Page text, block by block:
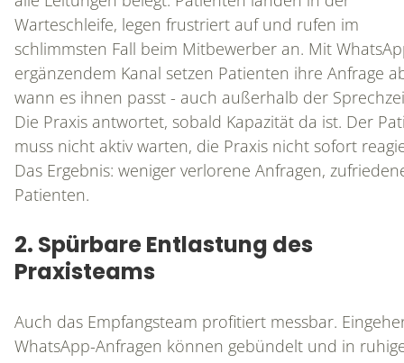
Warteschleife, legen frustriert auf und rufen im
schlimmsten Fall beim Mitbewerber an. Mit
ergänzendem Kanal setzen Patienten ihre Anfrage
wann es ihnen passt - auch außerhalb der
Die Praxis antwortet, sobald Kapazität da ist. Der
muss nicht aktiv warten, die Praxis nicht sofort
Das Ergebnis: weniger verlorene Anfragen,
Patienten.
2. Spürbare Entlastung des
Praxisteams
Auch das Empfangsteam profitiert messbar.
WhatsApp-Anfragen können gebündelt und in